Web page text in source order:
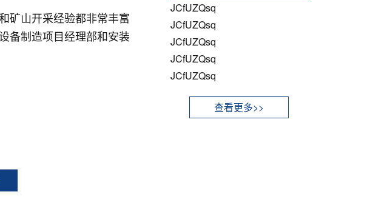
矿山开采经验都非常丰富
备制造项目经理部和安装
JCfUZQsq
JCfUZQsq
JCfUZQsq
JCfUZQsq
JCfUZQsq
查看更多>>